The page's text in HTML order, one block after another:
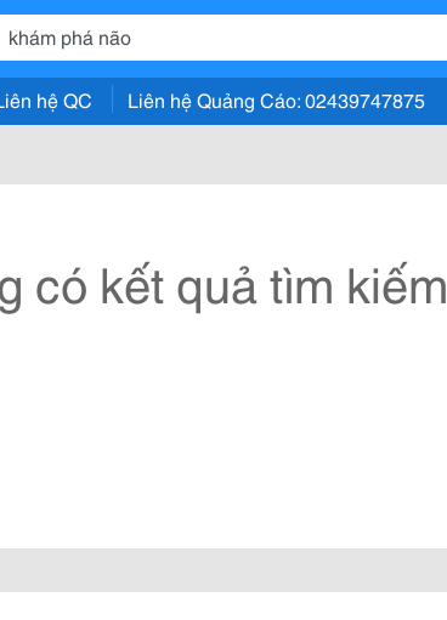
hệ QC Liên hệ Quảng Cáo: 02439747875
có kết quả tìm kiếm